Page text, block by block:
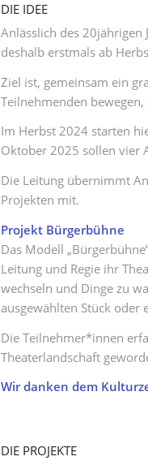
DIE IDEE
Anlässlich des
deshalb erstmals ab
Ziel ist, gemeinsam ein
Teilnehmenden
Im Herbst 2024 starten
Oktober 2025 sollen vier
Die Leitung übernimmt
Projekten mit.
Projekt Bürgerbühne
Das Modell
Leitung und Regie ihr
wechseln und Dinge zu
ausgewählten Stück oder
Die Teilnehmer*innen
Theaterlandschaft
Wir danken dem
DIE PROJEKTE